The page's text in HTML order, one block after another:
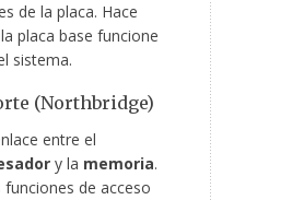
de la placa. Hace
placa base funcione
sistema.
(Northbridge)
entre el
y la memoria.
de acceso